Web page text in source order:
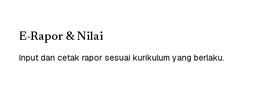
E-Rapor & Nilai
Input dan cetak rapor sesuai kurikulum yang berlaku.